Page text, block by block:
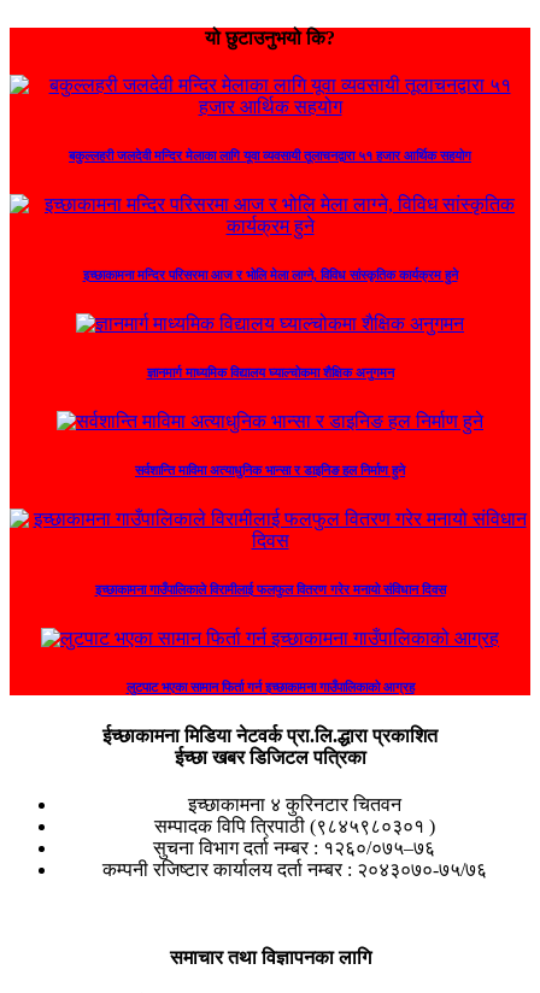
यो छुटाउनुभयो कि?
बकुल्लहरी जलदेवी मन्दिर मेलाका लागि यूवा व्यवसायी तूलाचनद्वारा ५१ हजार आर्थिक सहयोग
इच्छाकामना मन्दिर परिसरमा आज र भोलि मेला लाग्ने, विविध सांस्कृतिक कार्यक्रम हुने
ज्ञानमार्ग माध्यमिक विद्यालय घ्याल्चोकमा शैक्षिक अनुगमन
सर्वशान्ति माविमा अत्याधुनिक भान्सा र डाइनिङ हल निर्माण हुने
इच्छाकामना गाउँपालिकाले विरामीलाई फलफुल वितरण गरेर मनायो संविधान दिवस
लुटपाट भएका सामान फिर्ता गर्न इच्छाकामना गाउँपालिकाको आग्रह
ईच्छाकामना मिडिया नेटवर्क प्रा.लि.द्धारा प्रकाशित
ईच्छा खबर डिजिटल पत्रिका
इच्छाकामना ४ कुरिनटार चितवन
सम्पादक विपि त्रिपाठी (९८४५९८०३०१ )
सुचना विभाग दर्ता नम्बर : १२६०/०७५–७६
कम्पनी रजिष्टार कार्यालय दर्ता नम्बर : २०४३०७०-७५/७६
समाचार तथा विज्ञापनका लागि